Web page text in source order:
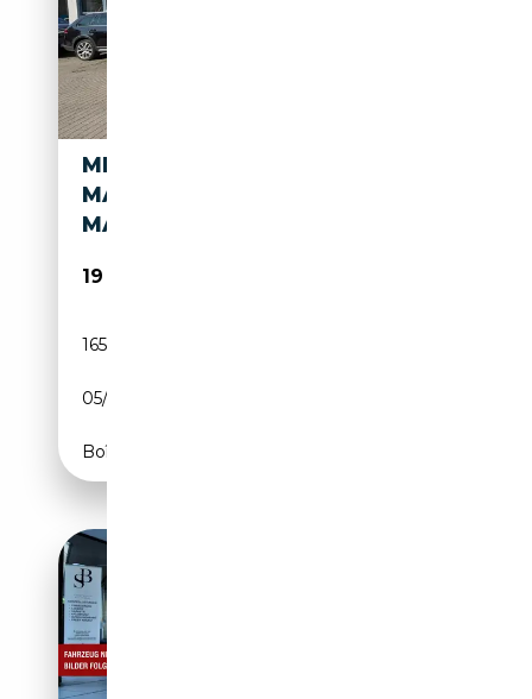
MERCEDES-BENZ ML 500 4
MATIC DESIGNO
MASSAGESITZE 22 ZOLL
19 990€
165 000 km
05/2015
Boîte automatique